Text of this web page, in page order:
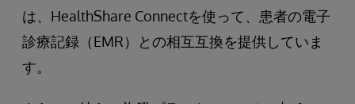
は、HealthShare Connectを使って、患者の電子
診療記録（EMR）との相互互換を提供していま
す。